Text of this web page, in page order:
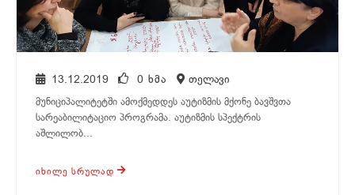
13.12.2019 0 ᲮᲛᲐ თელავი
მუნიციპალიტეტში ამოქმედდეს აუტიზმის მქონე ბავშვთა
სარეაბილიტაციო პროგრამა. აუტიზმის სპექტრის
აშლილობ...
ᲘᲮᲘᲚᲔ ᲡᲠᲣᲚᲐᲓ